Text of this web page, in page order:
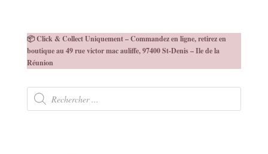
📦 Click & Collect Uniquement – Commandez en ligne, retirez en
boutique au 49 rue victor mac auliffe, 97400 St-Denis – Ile de la
Réunion
Recherche
produits